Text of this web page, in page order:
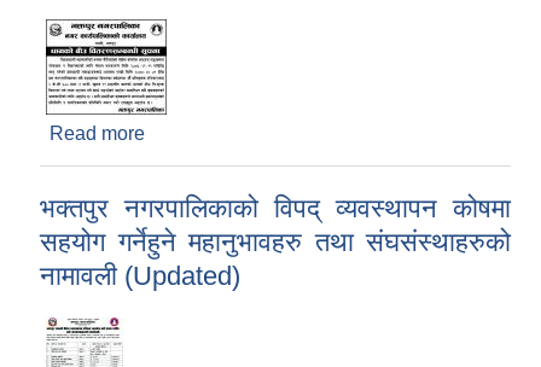
Read more
भक्तपुर नगरपालिकाको विपद् व्यवस्थापन कोषमा
सहयोग गर्नेहुने महानुभावहरु तथा संघसंस्थाहरुको
नामावली (Updated)